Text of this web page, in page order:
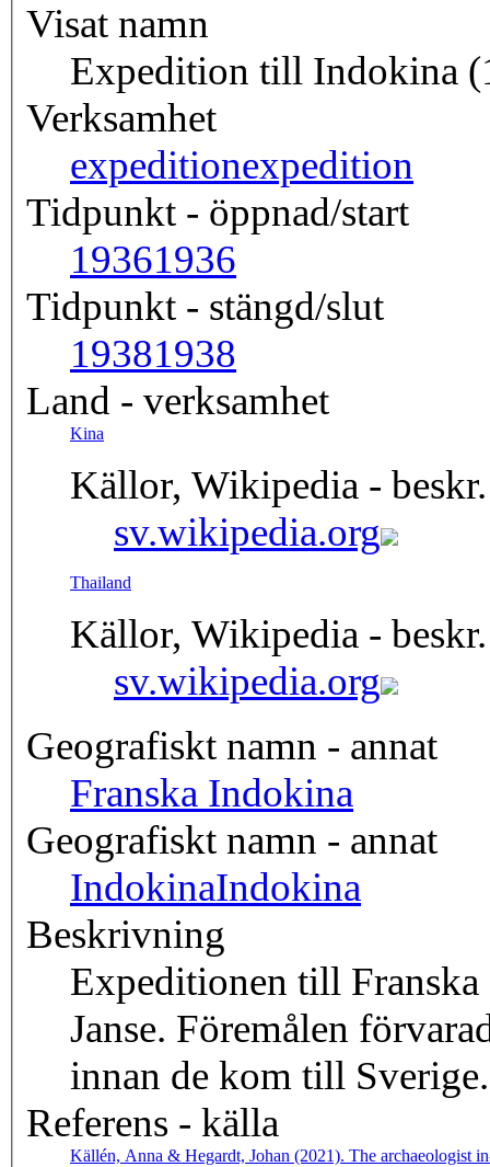
Visat namn
Expedition till Indokina
Verksamhet
expeditionexpedition
Tidpunkt - öppnad/start
19361936
Tidpunkt - stängd/slut
19381938
Land - verksamhet
Kina
Källor, Wikipedia -
sv.wikipedia.org
Thailand
Källor, Wikipedia -
sv.wikipedia.org
Geografiskt namn - annat
Franska Indokina
Geografiskt namn - annat
IndokinaIndokina
Beskrivning
Expeditionen till
Janse. Föremålen
innan de kom till Sverige.
Referens - källa
Källén, Anna & Hegardt, Johan (2021). The archaeologist